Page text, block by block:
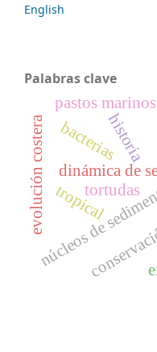
English
Palabras clave
núcleos de
dinámica de
evolución costera tropical
historia
pastos marinos
tortudas
bacterias